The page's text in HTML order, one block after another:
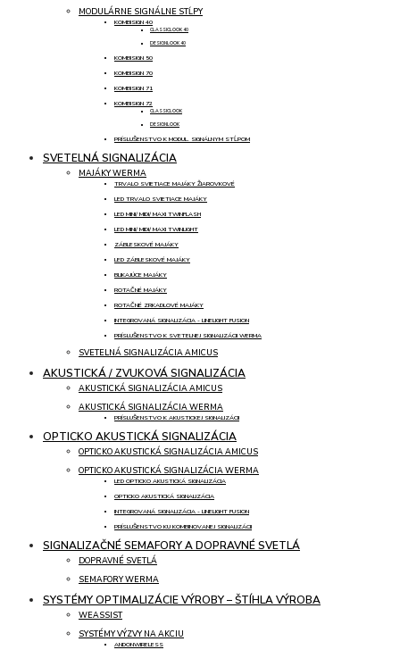
MODULÁRNE SIGNÁLNE STĹPY
KOMBISIGN 40
CLASSICLOOK 40
DESIGNLOOK 40
KOMBISIGN 50
KOMBISIGN 70
KOMBISIGN 71
KOMBISIGN 72
CLASSICLOOK
DESIGNLOOK
PRÍSLUŠENSTVO K MODUL. SIGNÁLNYM STĹPOM
SVETELNÁ SIGNALIZÁCIA
MAJÁKY WERMA
TRVALO SVIETIACE MAJÁKY ŽIAROVKOVÉ
LED TRVALO SVIETIACE MAJÁKY
LED MINI/ MIDI/ MAXI TWINFLASH
LED MINI/ MIDI/ MAXI TWINLIGHT
ZÁBLESKOVÉ MAJÁKY
LED ZÁBLESKOVÉ MAJÁKY
BLIKAJÚCE MAJÁKY
ROTAČNÉ MAJÁKY
ROTAČNÉ ZRKADLOVÉ MAJÁKY
INTEGROVANÁ SIGNALIZÁCIA - LINELIGHT FUSION
PRÍSLUŠENSTVO K SVETELNEJ SIGNALIZÁCII WERMA
SVETELNÁ SIGNALIZÁCIA AMICUS
AKUSTICKÁ / ZVUKOVÁ SIGNALIZÁCIA
AKUSTICKÁ SIGNALIZÁCIA AMICUS
AKUSTICKÁ SIGNALIZÁCIA WERMA
PRÍSLUŠENSTVO K AKUSTICKEJ SIGNALIZÁCII
OPTICKO AKUSTICKÁ SIGNALIZÁCIA
OPTICKO AKUSTICKÁ SIGNALIZÁCIA AMICUS
OPTICKO AKUSTICKÁ SIGNALIZÁCIA WERMA
LED OPTICKO AKUSTICKÁ SIGNALIZÁCIA
OPTICKO AKUSTICKÁ SIGNALIZÁCIA
INTEGROVANÁ SIGNALIZÁCIA - LINELIGHT FUSION
PRÍSLUŠENSTVO KU KOMBINOVANEJ SIGNALIZÁCII
SIGNALIZAČNÉ SEMAFORY A DOPRAVNÉ SVETLÁ
DOPRAVNÉ SVETLÁ
SEMAFORY WERMA
SYSTÉMY OPTIMALIZÁCIE VÝROBY – ŠTÍHLA VÝROBA
WEASSIST
SYSTÉMY VÝZVY NA AKCIU
ANDONWIRELESS